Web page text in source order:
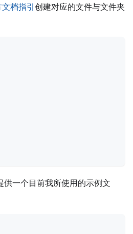
档指引创建对应的文件与文件夹
供一个目前我所使用的示例文